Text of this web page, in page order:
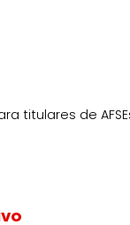
titulares de